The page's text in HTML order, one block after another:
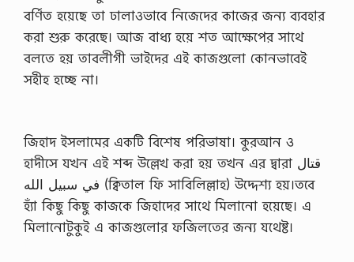
বর্ণিত হয়েছে তা ঢালাওভাবে নিজেদের কাজের জন্য ব্যবহার
করা শুরু করেছে। আজ বাধ্য হয়ে শত আক্ষেপের সাথে
বলতে হয় তাবলীগী ভাইদের এই কাজগুলো কোনভাবেই
সহীহ হচ্ছে না।
জিহাদ ইসলামের একটি বিশেষ পরিভাষা। কুরআন ও
হাদীসে যখন এই শব্দ উল্লেখ করা হয় তখন এর দ্বারা قتال
في سبيل الله (ক্বিতাল ফি সাবিলিল্লাহ) উদ্দেশ্য হয়।তবে
হ্যাঁ কিছু কিছু কাজকে জিহাদের সাথে মিলানো হয়েছে। এ
মিলানোটুকুই এ কাজগুলোর ফজিলতের জন্য যথেষ্ট।